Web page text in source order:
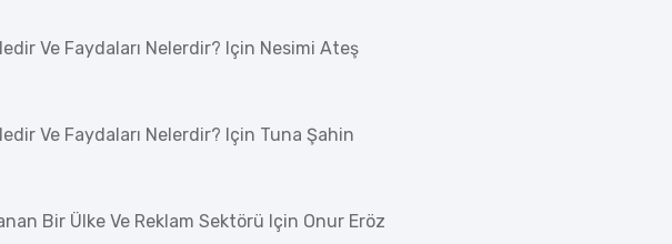
Ve Faydaları Nelerdir? Için Nesimi Ateş
Ve Faydaları Nelerdir? Için Tuna Şahin
Bir Ülke Ve Reklam Sektörü Için Onur Eröz